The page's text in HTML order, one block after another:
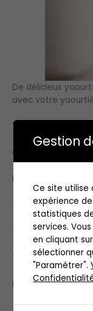
De délicieux
avec votre
Type:
Cuisine:
Mots-clés:
Temps de
Temps de cuisson:
Temps total:PT05M
Ingrédients de la
Gestion
Ce site utilise
expérience
statistiques
services.
en cliquant
sélectionner
"Paramétrer".